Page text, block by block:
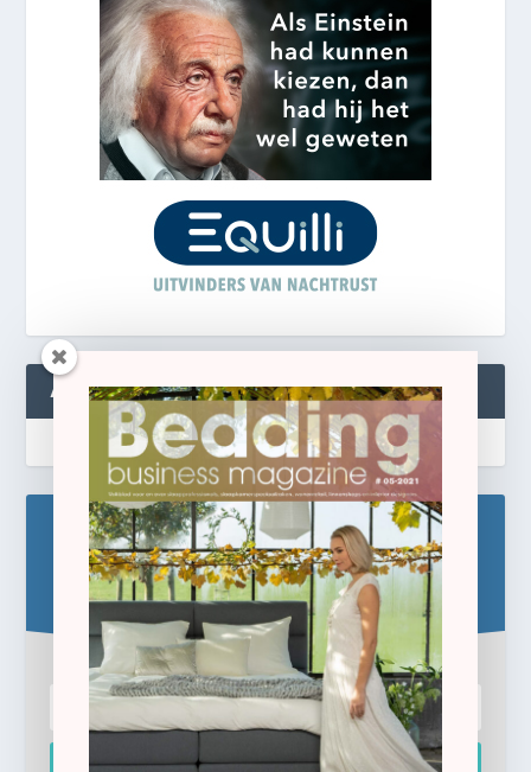
ABONNEREN
Blijf op de hoogte!
Schrijf u hier in voor de gratis e-newsletter.
Inschrijven